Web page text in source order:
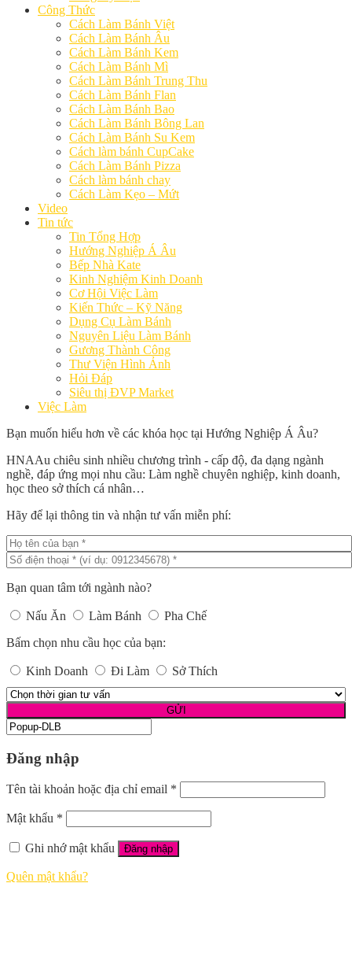
Công Thức
Cách Làm Bánh Việt
Cách Làm Bánh Âu
Cách Làm Bánh Kem
Cách Làm Bánh Mì
Cách Làm Bánh Trung Thu
Cách Làm Bánh Flan
Cách Làm Bánh Bao
Cách Làm Bánh Bông Lan
Cách Làm Bánh Su Kem
Cách làm bánh CupCake
Cách Làm Bánh Pizza
Cách làm bánh chay
Cách Làm Kẹo – Mứt
Video
Tin tức
Tin Tổng Hợp
Hướng Nghiệp Á Âu
Bếp Nhà Kate
Kinh Nghiệm Kinh Doanh
Cơ Hội Việc Làm
Kiến Thức – Kỹ Năng
Dụng Cụ Làm Bánh
Nguyên Liệu Làm Bánh
Gương Thành Công
Thư Viện Hình Ảnh
Hỏi Đáp
Siêu thị ĐVP Market
Việc Làm
Bạn muốn hiểu hơn về các khóa học tại Hướng Nghiệp Á Âu?
HNAAu chiêu sinh nhiều chương trình - cấp độ, đa dạng ngành
nghề, đáp ứng mọi nhu cầu: Làm nghề chuyên nghiệp, kinh doanh,
học theo sở thích cá nhân…
Hãy để lại thông tin và nhận tư vấn miễn phí:
Bạn quan tâm tới ngành nào?
Nấu Ăn Làm Bánh
Pha Chế
Bấm chọn nhu cầu học của bạn:
Kinh Doanh Đi Làm Sở Thích
Đăng nhập
Tên tài khoản hoặc địa chỉ email *
Mật khẩu *
Ghi nhớ mật khẩu Đăng nhập
Quên mật khẩu?